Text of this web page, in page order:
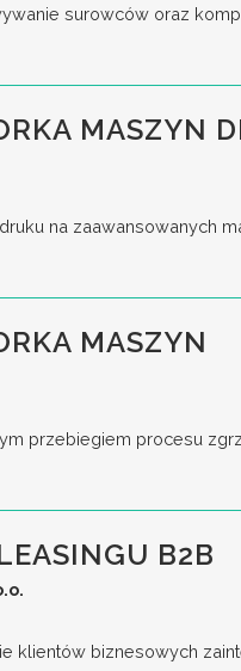
surowców oraz
MASZYN
na zaawansowanych
MASZYN
przebiegiem procesu
B2B
klientów biznesowych